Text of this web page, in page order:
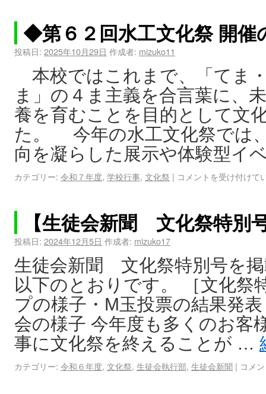
◆第６２回水工文化祭 開催
投稿日: 2025年10月29日 作成者: mizuko11
本校ではこれまで、「てま
ま」の４ま主義を合言葉に、
養を育むことを目的として文
た。 今年の水工文化祭では
向を凝らした展示や体験型イ
カテゴリー: 令和７年度, 学校行事, 文化祭 | コメントを受け付けて
【生徒会新聞 文化祭特別
投稿日: 2024年12月5日 作成者: mizuko17
生徒会新聞 文化祭特別号を
以下のとおりです。 ［文化祭
プの様子・M玉投票の結果発
会の様子 今年度も多くのお客
事に文化祭を終えることが …
カテゴリー: 令和６年度, 文化祭, 生徒会執行部, 生徒会新聞 | コメ